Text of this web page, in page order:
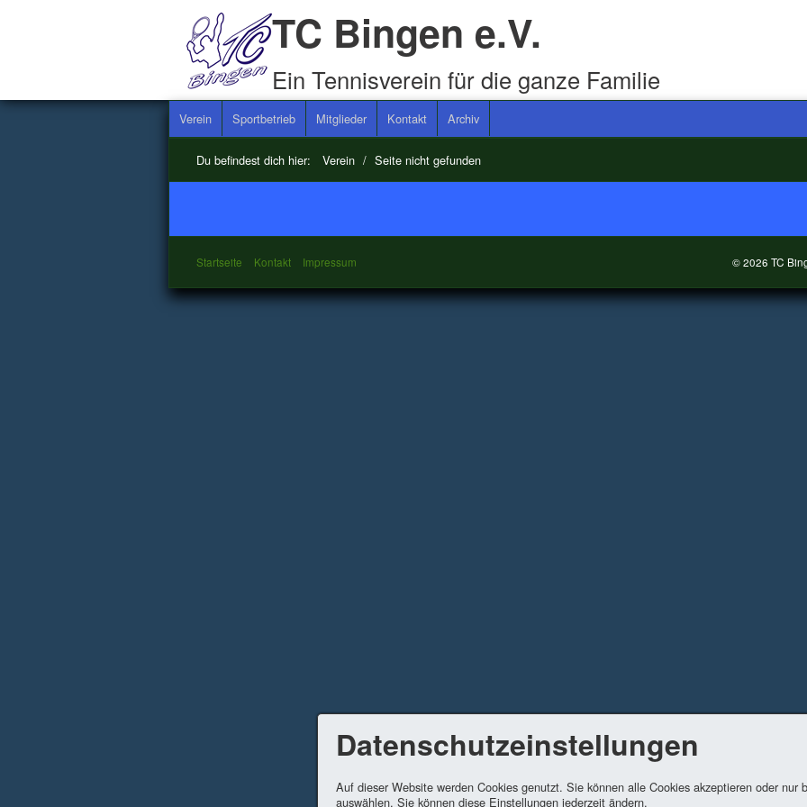
TC Bingen e.V.
Ein Tennisverein für die ganze Familie
Verein Sportbetrieb Mitglieder Kontakt Archiv
Du befindest dich hier: Verein / Seite nicht gefunden
Startseite Kontakt Impressum © 2026 TC
Datenschutzeinstellungen
Auf dieser Website werden Cookies genutzt. Sie können alle Cookies akzeptieren oder nur
auswählen. Sie können diese Einstellungen jederzeit ändern.